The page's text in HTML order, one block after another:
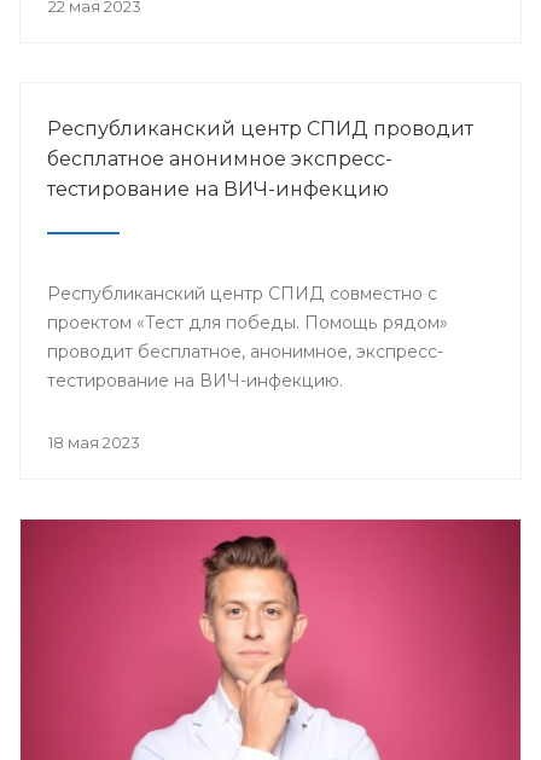
22 мая 2023
Республиканский центр СПИД проводит
бесплатное анонимное экспресс-
тестирование на ВИЧ-инфекцию
Республиканский центр СПИД совместно с
проектом «Тест для победы. Помощь рядом»
проводит бесплатное, анонимное, экспресс-
тестирование на ВИЧ-инфекцию.
18 мая 2023